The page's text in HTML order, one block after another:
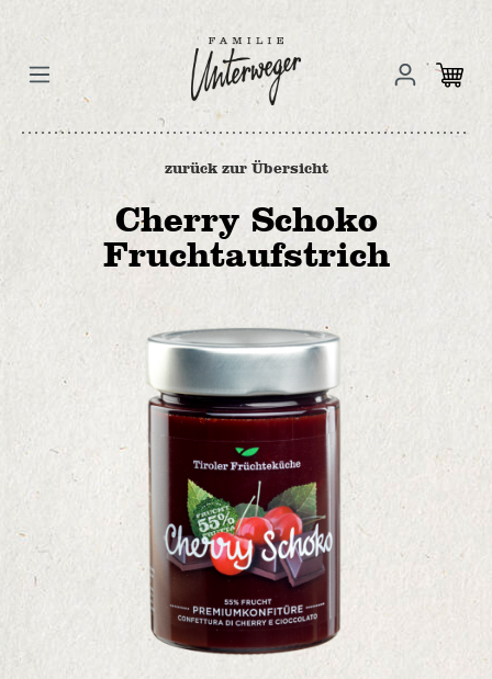
zurück zur Übersicht
Cherry Schoko
Fruchtaufstrich